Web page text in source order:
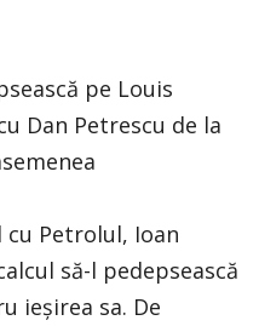
pe Louis
Dan Petrescu de la
cu Petrolul, Ioan
să-l pedepsească
ieșirea sa. De